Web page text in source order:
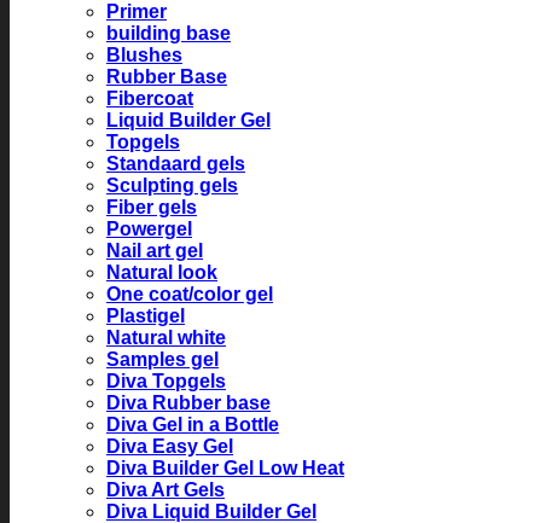
Primer
building base
Blushes
Rubber Base
Fibercoat
Liquid Builder Gel
Topgels
Standaard gels
Sculpting gels
Fiber gels
Powergel
Nail art gel
Natural look
One coat/color gel
Plastigel
Natural white
Samples gel
Diva Topgels
Diva Rubber base
Diva Gel in a Bottle
Diva Easy Gel
Diva Builder Gel Low Heat
Diva Art Gels
Diva Liquid Builder Gel